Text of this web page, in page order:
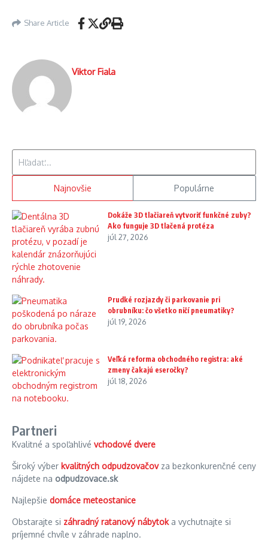
Share Article
Viktor Fiala
Najnovšie Populárne
Dokáže 3D tlačiareň vytvoriť funkčné zuby?
Ako funguje 3D tlačená protéza
júl 27, 2026
Prudké rozjazdy či parkovanie pri
obrubníku: čo všetko ničí pneumatiky?
júl 19, 2026
Veľká reforma obchodného registra: aké
zmeny čakajú eseročky?
júl 18, 2026
Partneri
Kvalitné a spoľahlivé vchodové dvere
Široký výber kvalitných odpudzovačovza bezkonkurenčné ceny
nájdete na odpudzovace.sk
Najlepšie domáce meteostanice
Obstarajte si záhradný ratanový nábytoka vychutnajte si
príjemné chvíle v záhrade naplno.